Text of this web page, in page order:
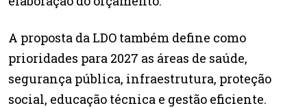
A proposta da LDO também define como
prioridades para 2027 as áreas de saúde,
segurança pública, infraestrutura, proteção
social, educação técnica e gestão eficiente.